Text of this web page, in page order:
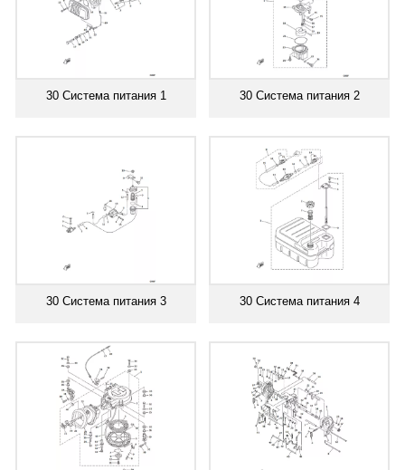
30 Система питания 1 30 Система питания 2
30 Система питания 3 30 Система питания 4